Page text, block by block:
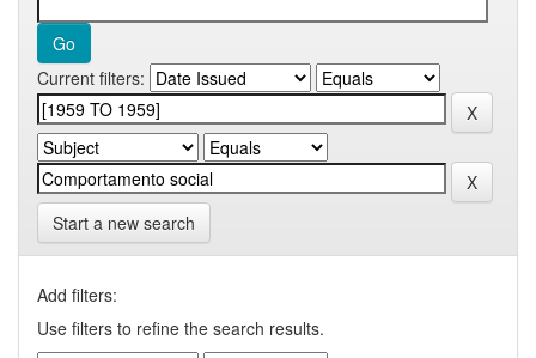
Current filters:
Start a new search
Add filters:
Use filters to refine the search results.